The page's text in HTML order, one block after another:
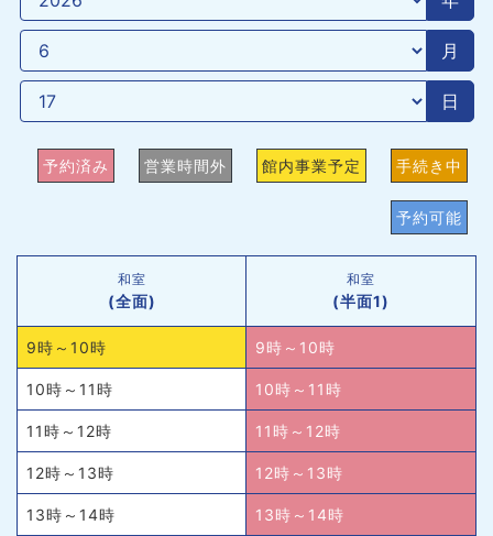
月
日
予約済み 営業時間外 館内事業予定 手続き中
予約可能
和室
(全面)
和室
(半面1)
9時～10時 9時～10時
10時～11時 10時～11時
11時～12時 11時～12時
12時～13時 12時～13時
13時～14時 13時～14時